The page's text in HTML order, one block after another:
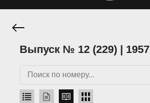
Выпуск № 12 (229) | 1957